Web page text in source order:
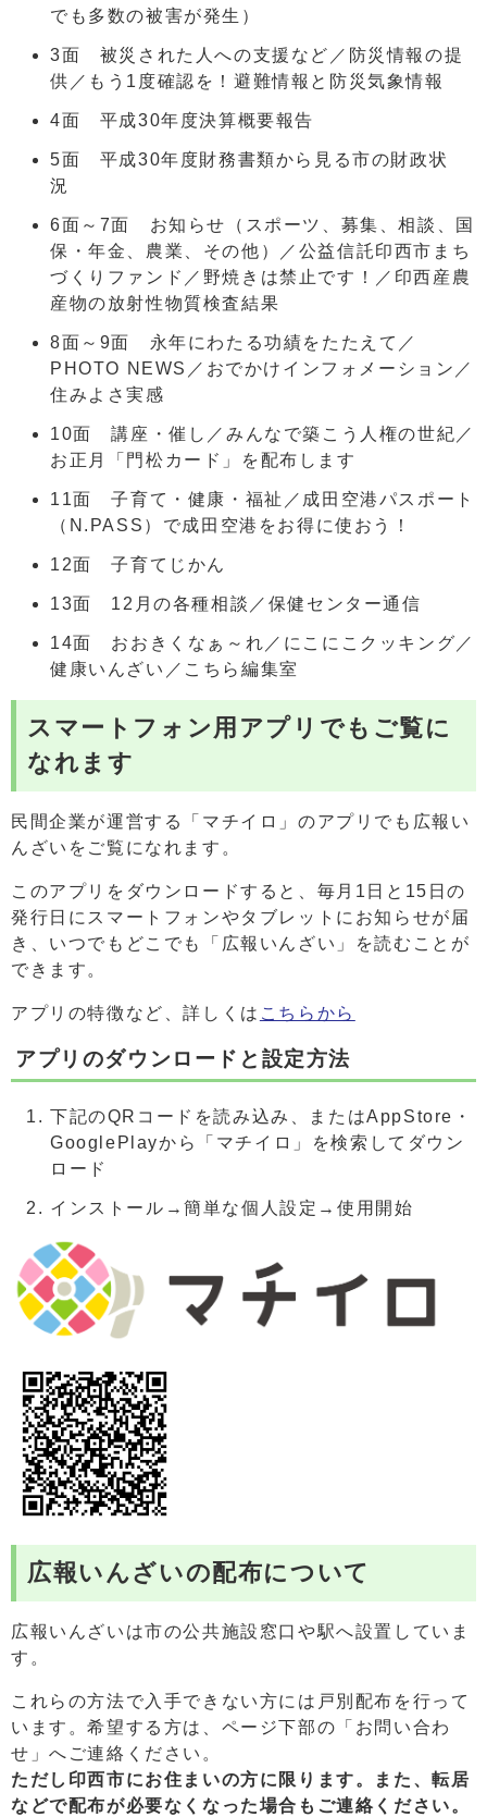
でも多数の被害が発生）
3面 被災された人への支援など／防災情報の提
供／もう1度確認を！避難情報と防災気象情報
4面 平成30年度決算概要報告
5面 平成30年度財務書類から見る市の財政状
況
6面～7面 お知らせ（スポーツ、募集、相談、国
保・年金、農業、その他）／公益信託印西市まち
づくりファンド／野焼きは禁止です！／印西産農
産物の放射性物質検査結果
8面～9面 永年にわたる功績をたたえて／
PHOTO NEWS／おでかけインフォメーション／
住みよさ実感
10面 講座・催し／みんなで築こう人権の世紀／
お正月「門松カード」を配布します
11面 子育て・健康・福祉／成田空港パスポート
（N.PASS）で成田空港をお得に使おう！
12面 子育てじかん
13面 12月の各種相談／保健センター通信
14面 おおきくなぁ～れ／にこにこクッキング／
健康いんざい／こちら編集室
スマートフォン用アプリでもご覧に
なれます
民間企業が運営する「マチイロ」のアプリでも広報い
んざいをご覧になれます。
このアプリをダウンロードすると、毎月1日と15日の
発行日にスマートフォンやタブレットにお知らせが届
き、いつでもどこでも「広報いんざい」を読むことが
できます。
アプリの特徴など、詳しくは こちらから
アプリのダウンロードと設定方法
下記のQRコードを読み込み、またはAppStore・
GooglePlayから「マチイロ」を検索してダウン
ロード
インストール→簡単な個人設定→使用開始
広報いんざいの配布について
広報いんざいは市の公共施設窓口や駅へ設置していま
す。
これらの方法で入手できない方には戸別配布を行って
います。希望する方は、ページ下部の「お問い合わ
せ」へご連絡ください。
ただし印西市にお住まいの方に限ります。また、転居
などで配布が必要なくなった場合もご連絡ください。